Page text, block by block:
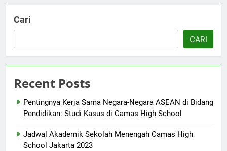
Cari
CARI
Recent Posts
Pentingnya Kerja Sama Negara-Negara ASEAN di Bidang
Pendidikan: Studi Kasus di Camas High School
Jadwal Akademik Sekolah Menengah Camas High
School Jakarta 2023